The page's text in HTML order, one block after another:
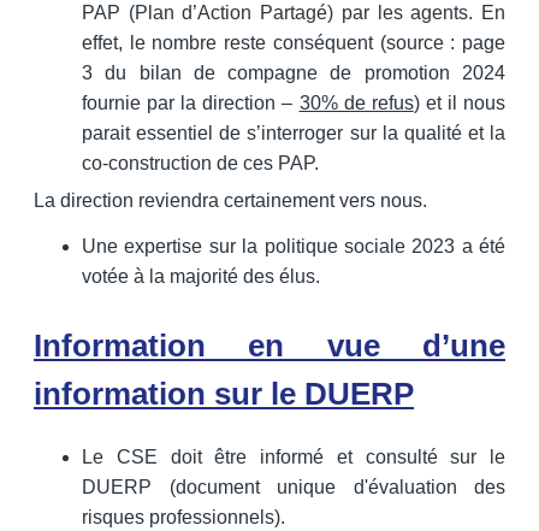
PAP (Plan d’Action Partagé) par les agents. En
effet, le nombre reste conséquent (source : page
3 du bilan de compagne de promotion 2024
fournie par la direction – 30% de refus) et il nous
parait essentiel de s’interroger sur la qualité et la
co-construction de ces PAP.
La direction reviendra certainement vers nous.
Une expertise sur la politique sociale 2023 a été
votée à la majorité des élus.
Information en vue d’une
information sur le DUERP
Le CSE doit être informé et consulté sur le
DUERP (document unique d'évaluation des
risques professionnels).